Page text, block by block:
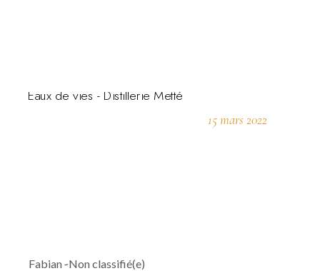
15 mars 2022
Fabian Non classifié(e)